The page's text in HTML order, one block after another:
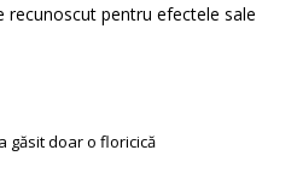
recunoscut pentru efectele sale
găsit doar o floricică